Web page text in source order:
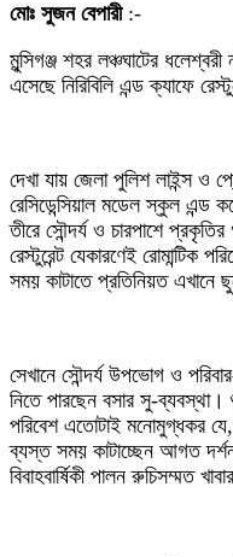
মোঃ সুজন বেপারী:-
মুন্সিগঞ্জ শহর লঞ্চঘাটের
এসেছে নিরিবিলি এন্ড ক্যাফে
দেখা যায় জেলা পুলিশ লাইন্স ও
রেসিডেন্সিয়াল মডেল স্কুল এন্ড
তীরে সৌন্দর্য ও চারপাশে
রেস্টুরেন্ট যেকারণেই রোমান্টিক
সময় কাটাতে প্রতিনিয়ত এখানে
সেখানে সৌন্দর্য উপভোগ ও
নিতে পারছেন বসার সু-ব্যবস্থা।
পরিবেশ এতোটাই মনোমুগ্ধকর
ব্যস্ত সময় কাটাচ্ছেন আগত
বিবাহবার্ষিকী পালন রুচিসম্মত